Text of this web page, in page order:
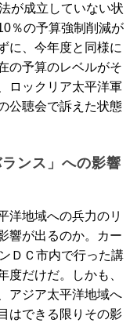
が成立していない状
％の予算強制削減が
に、今年度と同様に
の予算のレベルがそ
ロックリア太平洋軍
公聴会で訴えた状態
ンス」への影響
洋地域への兵力のリ
響が出るのか。カー
ＤＣ市内で行った講
度だけだ。しかも、
アジア太平洋地域へ
はできる限りその影